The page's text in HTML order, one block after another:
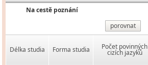
Na cestě poznání
porovnat
Délka studia Forma studia Počet povinných
cizích jazyků